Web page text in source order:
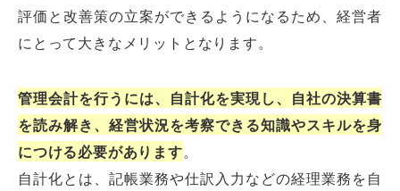
評価と改善策の立案ができるようになるため、経営者
にとって大きなメリットとなります。
管理会計を行うには、自計化を実現し、自社の決算書
を読み解き、経営状況を考察できる知識やスキルを身
につける必要があります。
自計化とは、記帳業務や仕訳入力などの経理業務を自